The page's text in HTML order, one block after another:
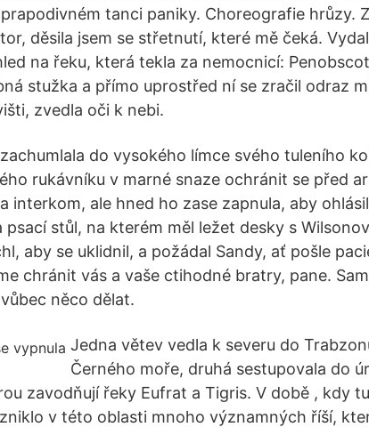
tanci paniky. Choreografie hrůzy.
děsila jsem se střetnutí, které mě čeká.
na řeku, která tekla za nemocnicí:
stužka a přímo uprostřed ní se zračil odraz
zvedla oči k nebi.
do vysokého límce svého tuleního
rukávníku v marné snaze ochránit se před
interkom, ale hned ho zase zapnula, aby
psací stůl, na kterém měl ležet desky s
aby se uklidnil, a požádal Sandy, ať pošle
chránit vás a vaše ctihodné bratry, pane.
něco dělat.
Jedna větev vedla k severu do
Černého moře, druhá sestupovala do
zavodňují řeky Eufrat a Tigris. V době , kdy
v této oblasti mnoho významných říší,